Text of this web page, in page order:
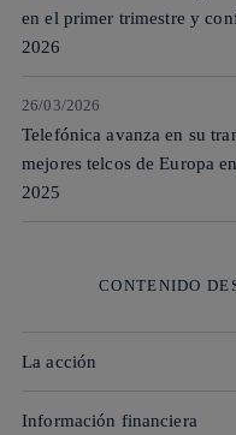
en el primer trimestre y
2026
26/03/2026
Telefónica avanza en su
mejores telcos de Europa
2025
CONTENIDO
La acción
Información financiera